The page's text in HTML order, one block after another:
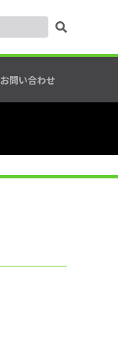
お問い合わせ